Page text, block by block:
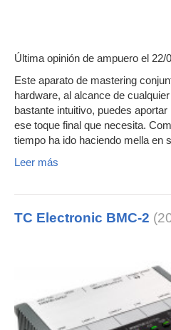
Última opinión de ampuero el 22/
Este aparato de mastering
hardware, al alcance de
bastante intuitivo, puedes
ese toque final que necesita.
tiempo ha ido haciendo mella en
Leer más
TC Electronic BMC-2